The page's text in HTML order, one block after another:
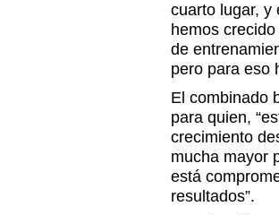
cuarto lugar, y
hemos
de
pero para eso
El combinado
para quien,
crecimiento
mucha mayor
está
resultados”.